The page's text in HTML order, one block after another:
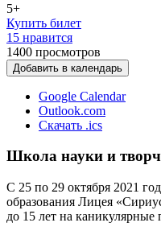
5+
Купить билет
15 нравится
1400 просмотров
Добавить в календарь
Google Calendar
Outlook.com
Скачать .ics
Школа науки и
С 25 по 29 октября 2021
образования Лицея
до 15 лет на